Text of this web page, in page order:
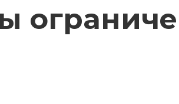
дорожные знаки